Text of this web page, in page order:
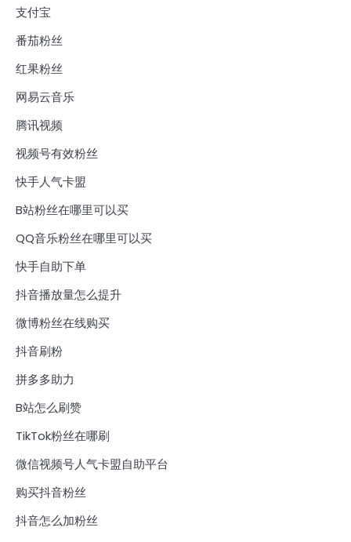
支付宝
番茄粉丝
红果粉丝
网易云音乐
腾讯视频
视频号有效粉丝
快手人气卡盟
B站粉丝在哪里可以买
QQ音乐粉丝在哪里可以买
快手自助下单
抖音播放量怎么提升
微博粉丝在线购买
抖音刷粉
拼多多助力
B站怎么刷赞
TikTok粉丝在哪刷
微信视频号人气卡盟自助平台
购买抖音粉丝
抖音怎么加粉丝